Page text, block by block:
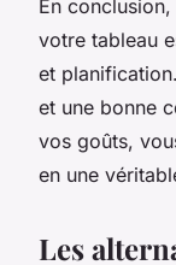
En
votre tableau
et
et une bonne
vos goûts,
en une
Les